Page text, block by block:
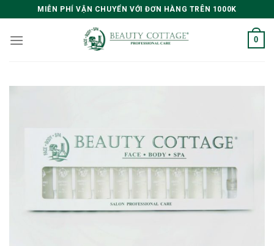
to
content
MIỄN PHÍ VẬN CHUYỂN VỚI ĐƠN HÀNG TRÊN 1000K
0